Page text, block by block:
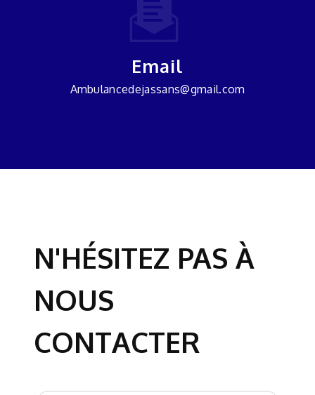
Email
ambulancedejassans@gmail.com
N'HÉSITEZ PAS À
NOUS
CONTACTER